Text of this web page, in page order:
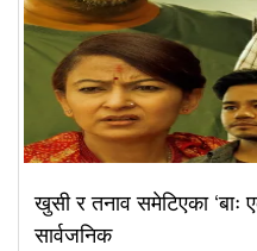
खुसी र तनाव समेटिएका ‘बाः
सार्वजनिक